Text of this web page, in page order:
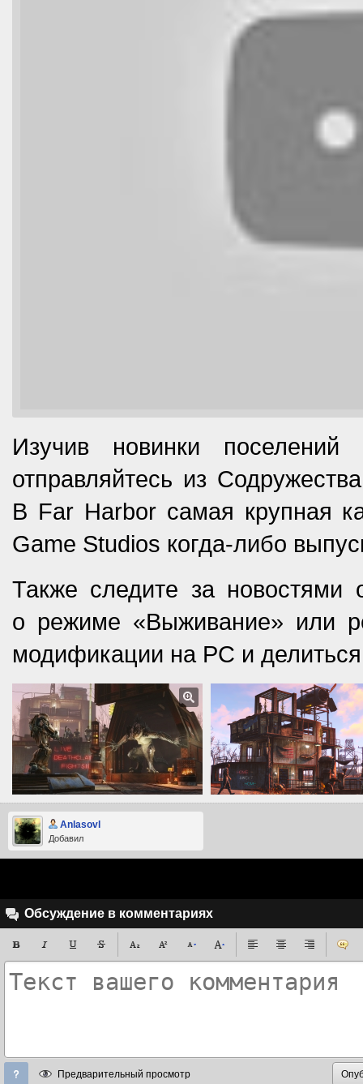
Изучив новинки
отправляйтесь из
В Far Harbor самая крупная
Game Studios когда-либо
Также следите за новостями
о режиме «Выживание» или
модификации на PC и
Anlasovl
Добавил
Обсуждение в комментариях
Предварительный просмотр